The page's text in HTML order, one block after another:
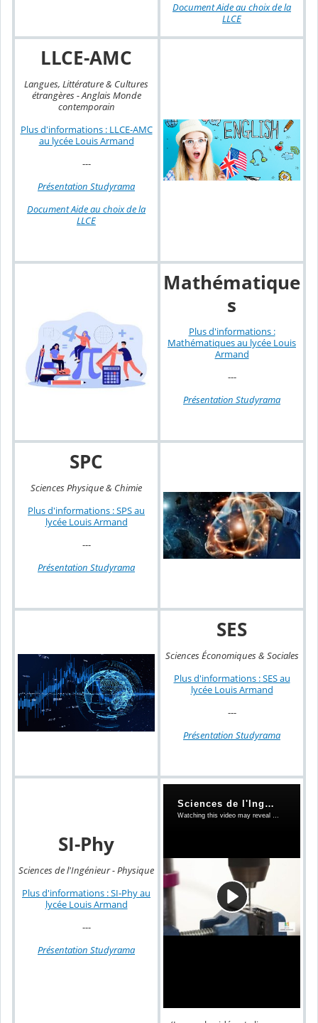
Document Aide au choix de la
LLCE
LLCE-AMC
Langues, Littérature & Cultures
étrangères - Anglais Monde
contemporain
Plus d'informations : LLCE-AMC
au lycée Louis Armand
---
Présentation Studyrama
Document Aide au choix de la
LLCE
Mathématique
s
Plus d'informations :
Mathématiques au lycée Louis
Armand
---
Présentation Studyrama
SPC
Sciences Physique & Chimie
Plus d'informations : SPS au
lycée Louis Armand
---
Présentation Studyrama
SES
Sciences Économiques & Sociales
Plus d'informations : SES au
lycée Louis Armand
---
Présentation Studyrama
SI-Phy
Sciences de l'Ingénieur - Physique
Plus d'informations : SI-Phy au
lycée Louis Armand
---
Présentation Studyrama